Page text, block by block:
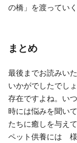
の橋」を渡ってい
まとめ
最後までお読みい
いかがでしたでし
存在ですよね。い
時には悩みを聞い
たちに癒しを与えて
ペット供養には 様